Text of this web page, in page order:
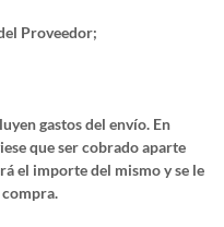
Proveedor;
gastos del envío. En
que ser cobrado aparte
el importe del mismo y se le